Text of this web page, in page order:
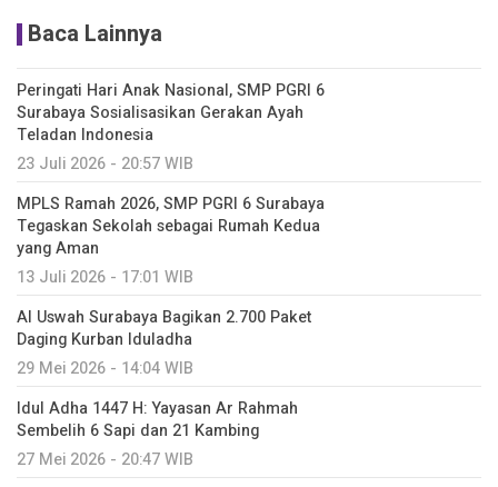
Baca Lainnya
Peringati Hari Anak Nasional, SMP PGRI 6
Surabaya Sosialisasikan Gerakan Ayah
Teladan Indonesia
23 Juli 2026 - 20:57 WIB
MPLS Ramah 2026, SMP PGRI 6 Surabaya
Tegaskan Sekolah sebagai Rumah Kedua
yang Aman
13 Juli 2026 - 17:01 WIB
Al Uswah Surabaya Bagikan 2.700 Paket
Daging Kurban Iduladha
29 Mei 2026 - 14:04 WIB
Idul Adha 1447 H: Yayasan Ar Rahmah
Sembelih 6 Sapi dan 21 Kambing
27 Mei 2026 - 20:47 WIB